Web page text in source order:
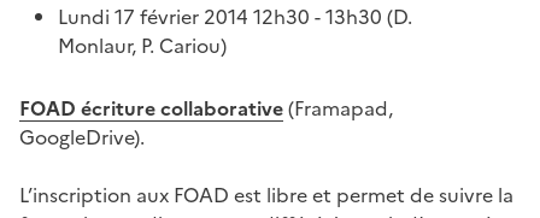
Lundi 17 février 2014 12h30 - 13h30 (D.
Monlaur, P. Cariou)
FOAD écriture collaborative(Framapad,
GoogleDrive).
L’inscription aux FOAD est libre et permet de suivre la